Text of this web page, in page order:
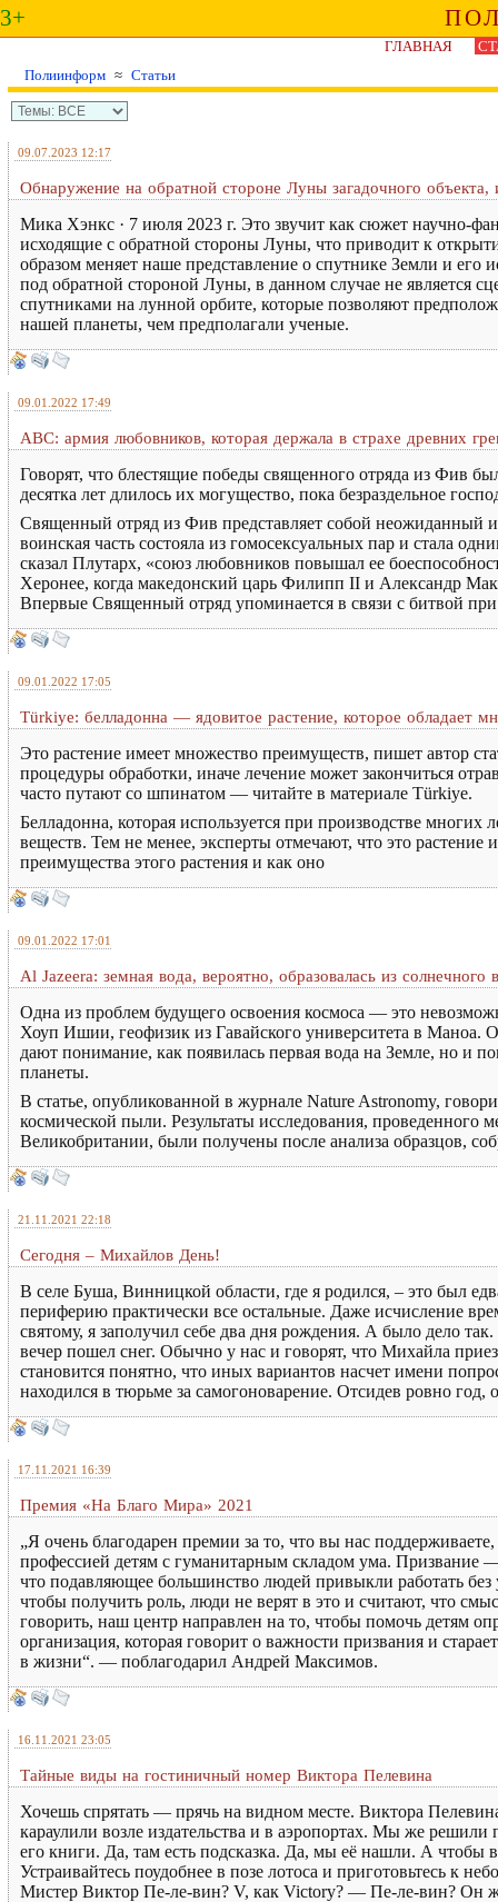
3+
ГЛАВНАЯ
Полиинформ ≈ Статьи
09.07.2023 12:17
Обнаружение на обратной стороне Луны загадочного объекта,
Мика Хэнкс · 7 июля 2023 г. Это звучит как сюжет научно-
исходящие с обратной стороны Луны, что приводит к
образом меняет наше представление о спутнике Земли и
под обратной стороной Луны, в данном случае не является
спутниками на лунной орбите, которые позволяют
нашей планеты, чем предполагали ученые.
09.01.2022 17:49
ABC: армия любовников, которая держала в страхе древних
Говорят, что блестящие победы священного отряда из Фив
десятка лет длилось их могущество, пока безраздельное
Священный отряд из Фив представляет собой неожиданный
воинская часть состояла из гомосексуальных пар и стала
сказал Плутарх, «союз любовников повышал ее
Херонее, когда македонский царь Филипп II и Александр
Впервые Священный отряд упоминается в связи с битвой
09.01.2022 17:05
Türkiye: белладонна — ядовитое растение, которое обладает
Это растение имеет множество преимуществ, пишет автор
процедуры обработки, иначе лечение может закончиться
часто путают со шпинатом — читайте в материале Türkiye.
Белладонна, которая используется при производстве
веществ. Тем не менее, эксперты отмечают, что это
преимущества этого растения и как оно
09.01.2022 17:01
Al Jazeera: земная вода, вероятно, образовалась из солнечного
Одна из проблем будущего освоения космоса — это
Хоуп Ишии, геофизик из Гавайского университета в Маноа.
дают понимание, как появилась первая вода на Земле, но и
планеты.
В статье, опубликованной в журнале Nature Astronomy,
космической пыли. Результаты исследования, проведенного
Великобритании, были получены после анализа образцов,
21.11.2021 22:18
Сегодня – Михайлов День!
В селе Буша, Винницкой области, где я родился, – это был
периферию практически все остальные. Даже исчисление
святому, я заполучил себе два дня рождения. А было дело
вечер пошел снег. Обычно у нас и говорят, что Михайла
становится понятно, что иных вариантов насчет имени
находился в тюрьме за самогоноварение. Отсидев ровно
17.11.2021 16:39
Премия «На Благо Мира» 2021
„Я очень благодарен премии за то, что вы нас
профессией детям с гуманитарным складом ума. Призвание
что подавляющее большинство людей привыкли работать без
чтобы получить роль, люди не верят в это и считают, что
говорить, наш центр направлен на то, чтобы помочь детям
организация, которая говорит о важности призвания и
в жизни“. — поблагодарил Андрей Максимов.
16.11.2021 23:05
Тайные виды на гостиничный номер Виктора Пелевина
Хочешь спрятать — прячь на видном месте. Виктора
караулили возле издательства и в аэропортах. Мы же
его книги. Да, там есть подсказка. Да, мы её нашли. А
Устраивайтесь поудобнее в позе лотоса и приготовьтесь к
Мистер Виктор Пе-ле-вин? V, как Victory? — Пе-ле-вин? Он